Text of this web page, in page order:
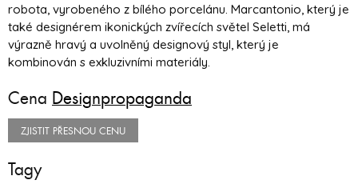
robota, vyrobeného z bílého porcelánu. Marcantonio, který je
také designérem ikonických zvířecích světel Seletti, má
výrazně hravý a uvolněný designový styl, který je
kombinován s exkluzivními materiály.
Cena Designpropaganda
ZJISTIT PŘESNOU CENU
Tagy